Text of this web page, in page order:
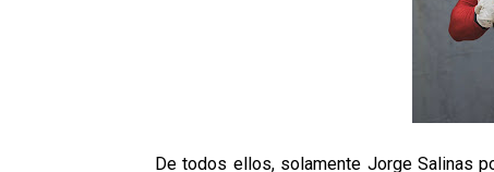
De todos ellos, solamente Jorge Salinas